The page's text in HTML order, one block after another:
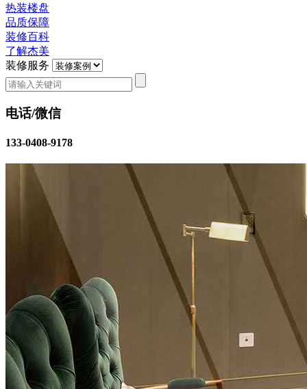
热装楼盘
品质保障
装修百科
了解杰美
装修服务
电话/微信
133-0408-9178